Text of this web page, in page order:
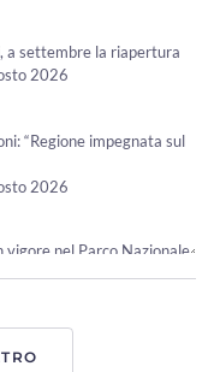
a settembre la riapertura
2026
“Regione impegnata sul
2026
vigore nel Parco Nazionale
“non saranno torri.